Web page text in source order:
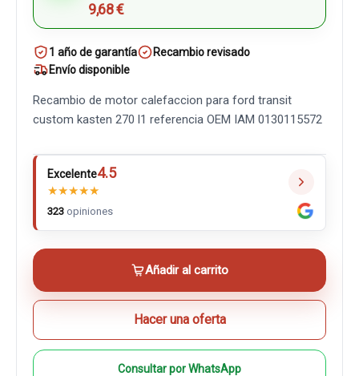
9,68 €
1 año de garantía
Recambio revisado
Envío disponible
Recambio de motor calefaccion para ford transit
custom kasten 270 l1 referencia OEM IAM 0130115572
Excelente4.5
★★★★★
323 opiniones
Añadir al carrito
Hacer una oferta
Consultar por WhatsApp